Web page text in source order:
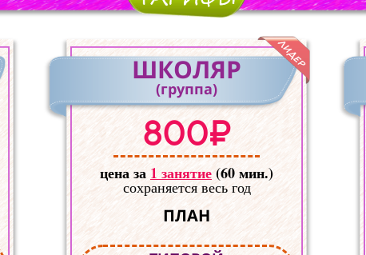
ШКОЛЯР
(группа)
800₽
цена за 1 занятие(60 мин.)
сохраняется весь год
ПЛАН